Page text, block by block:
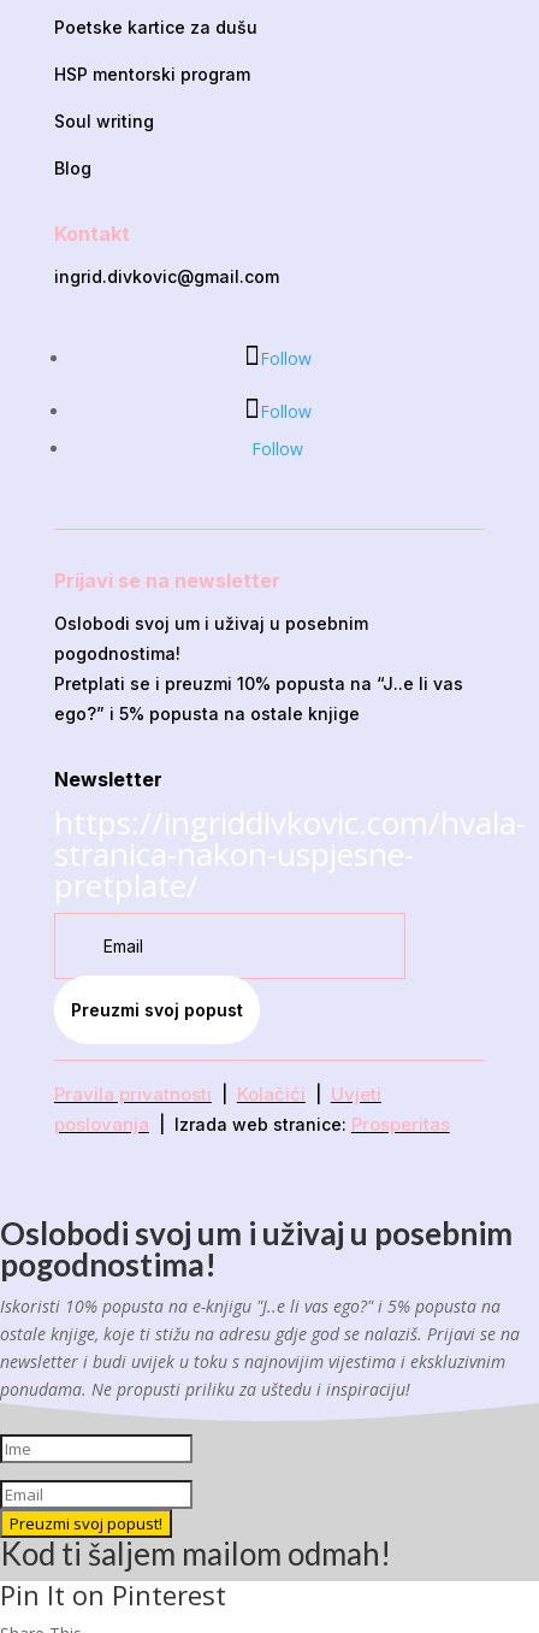
Poetske kartice za dušu
HSP mentorski program
Soul writing
Blog
Kontakt
ingrid.divkovic@gmail.com
Follow
Follow
Follow
Prijavi se na newsletter
Oslobodi svoj um i uživaj u posebnim
pogodnostima!
Pretplati se i preuzmi 10% popusta na “J..e li vas
ego?” i 5% popusta na ostale knjige
Newsletter
https://ingriddivkovic.com/hvala-
stranica-nakon-uspjesne-
pretplate/
Preuzmi svoj popust
Pravila privatnosti Kolačići
Uvjeti
poslovanja | Izrada web stranice: Prosperitas
Oslobodi svoj um i uživaj u posebnim
pogodnostima!
Iskoristi 10% popusta na e-knjigu "J..e li vas ego?" i 5% popusta na
ostale knjige, koje ti stižu na adresu gdje god se nalaziš. Prijavi se na
newsletter i budi uvijek u toku s najnovijim vijestima i ekskluzivnim
ponudama. Ne propusti priliku za uštedu i inspiraciju!
Preuzmi svoj popust!
Kod ti šaljem mailom odmah!
Pin It on Pinterest